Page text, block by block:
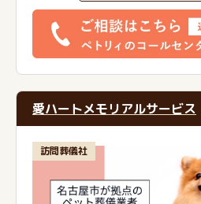
愛ハートメモリアルサービス
訪問葬儀社